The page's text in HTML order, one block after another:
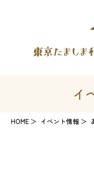
イ
HOME イベント情報